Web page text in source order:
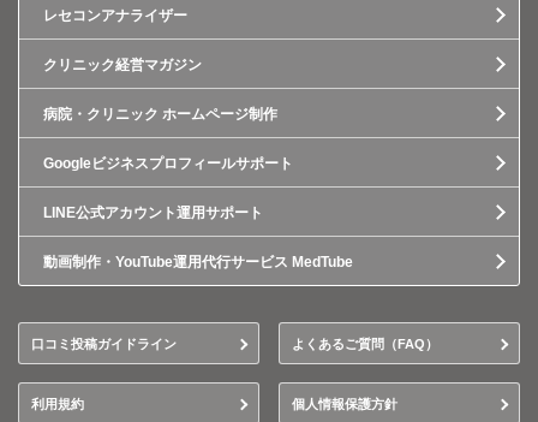
レセコンアナライザー
クリニック経営マガジン
病院・クリニック ホームページ制作
Googleビジネスプロフィールサポート
LINE公式アカウント運用サポート
動画制作・YouTube運用代行サービス MedTube
口コミ投稿ガイドライン よくあるご質問（FAQ）
利用規約 個人情報保護方針